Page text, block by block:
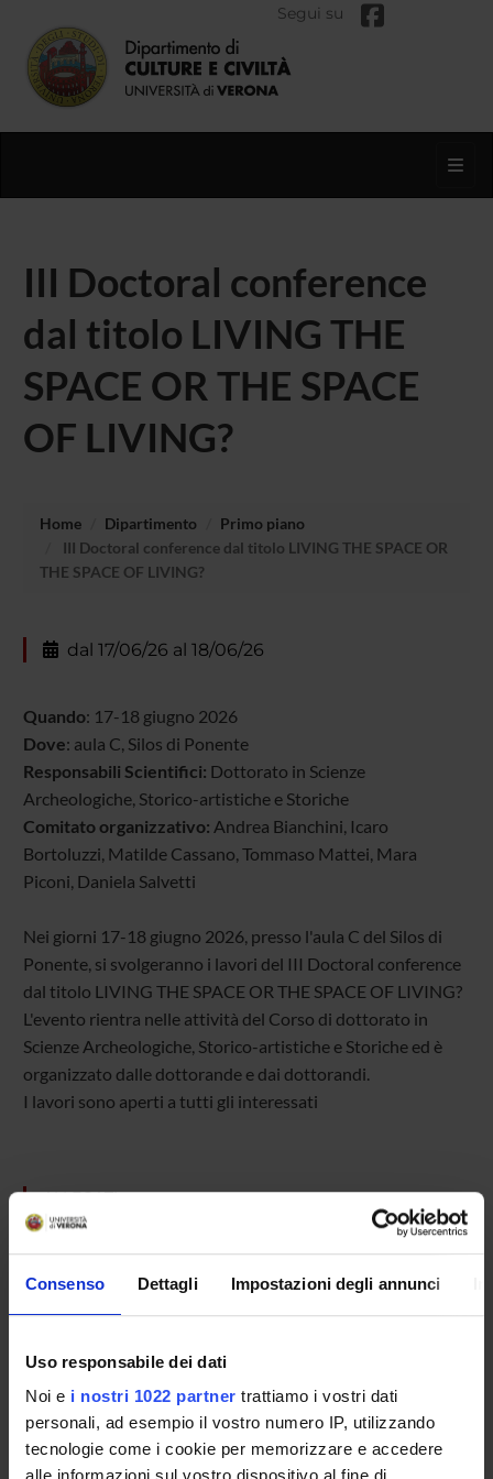
Consenso Dettagli Impostazioni degli annunci
Uso responsabile dei dati
Noi e i nostri 1022 partner trattiamo i vostri dati
personali, ad esempio il vostro numero IP, utilizzando
tecnologie come i cookie per memorizzare e accedere
Segui su
III Doctoral conference
dal titolo LIVING THE
SPACE OR THE SPACE
OF LIVING?
Home Dipartimento
Primo piano
III Doctoral conference dal titolo LIVING THE SPACE OR
THE SPACE OF LIVING?
dal 17/06/26 al 18/06/26
Quando: 17-18 giugno 2026
Dove: aula C, Silos di Ponente
Responsabili Scientifici: Dottorato in Scienze
Archeologiche, Storico-artistiche e Storiche
Comitato organizzativo: Andrea Bianchini, Icaro
Bortoluzzi, Matilde Cassano, Tommaso Mattei, Mara
Piconi, Daniela Salvetti
Nei giorni 17-18 giugno 2026, presso l'aula C del Silos di
Ponente, si svolgeranno i lavori del III Doctoral conference
dal titolo LIVING THE SPACE OR THE SPACE OF LIVING?
L'evento rientra nelle attività del Corso di dottorato in
Scienze Archeologiche, Storico-artistiche e Storiche ed è
organizzato dalle dottorande e dai dottorandi.
I lavori sono aperti a tutti gli interessati
ALLEGATI
Programma 17-18 giugno 2026
(pdf, it, 230 KB, 11/05/26)
Referente
Fabio Coden
Dipartimento
Culture e Civiltà